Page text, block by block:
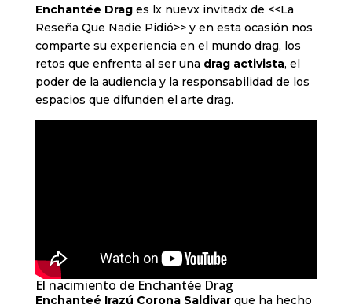
Enchantée Drages lx nuevx invitadx de <<La
Reseña Que Nadie Pidió>> y en esta ocasión nos
comparte su experiencia en el mundo drag, los
retos que enfrenta al ser una drag activista, el
poder de la audiencia y la responsabilidad de los
espacios que difunden el arte drag.
El nacimiento de Enchantée Drag
Enchanteé Irazú Corona Saldivarque ha hecho